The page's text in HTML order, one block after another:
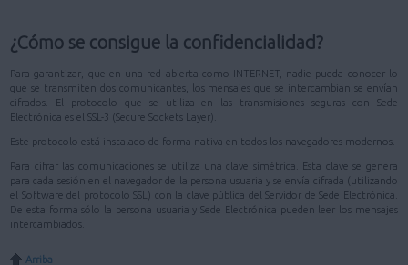
¿Cómo se consigue la confidencialidad?
Para garantizar, que en una red abierta como INTERNET, nadie pueda conocer lo
que se transmiten dos comunicantes, los mensajes que se intercambian se envían
cifrados. El protocolo que se utiliza en las transmisiones seguras con Sede
Electrónica es el SSL-3 (Secure Sockets Layer).
Este protocolo está instalado de forma nativa en todos los navegadores modernos.
Para cifrar las comunicaciones se utiliza una clave simétrica. Esta clave se genera
para cada sesión en el navegador de la persona usuaria y se envía cifrada (utilizando
el Software del protocolo SSL) con la clave pública del Servidor de Sede Electrónica.
De esta forma sólo la persona usuaria y Sede Electrónica pueden leer los mensajes
intercambiados.
Arriba